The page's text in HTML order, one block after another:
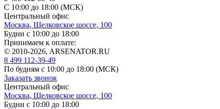
С 10:00 до 18:00 (МСК)
Центральный офис
Москва, Щелковское шоссе, 100
Будни с 10:00 до 18:00
Принимаем к оплате:
© 2010-2026, ARSENATOR.RU
8 499 112-39-49
По будням с 10:00 до 18:00 (МСК)
Заказать звонок
Центральный офис
Москва, Щелковское шоссе, 100
Будни с 10:00 до 18:00